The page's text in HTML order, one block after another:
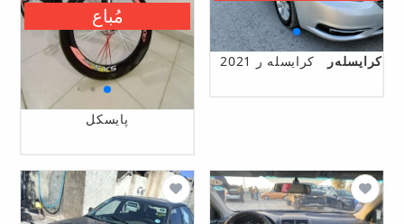
كرایسلەر کرایسلە ر 2021
پایسکل
مُباع